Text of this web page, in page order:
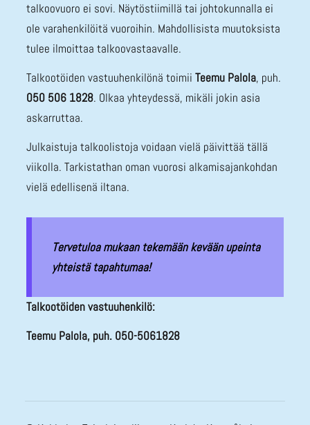
Talkootöiden vastuuhenkilö:
Teemu Palola, puh. 050-5061828
talkoovuoro ei sovi. Näytöstiimillä tai johtokunnalla ei
ole varahenkilöitä vuoroihin. Mahdollisista muutoksista
tulee ilmoittaa talkoovastaavalle.
Talkootöiden vastuuhenkilönä toimii Teemu Palola, puh.
050 506 1828. Olkaa yhteydessä, mikäli jokin asia
askarruttaa.
Julkaistuja talkoolistoja voidaan vielä päivittää tällä
viikolla. Tarkistathan oman vuorosi alkamisajankohdan
vielä edellisenä iltana.
Tervetuloa mukaan tekemään kevään upeinta
yhteistä tapahtumaa!